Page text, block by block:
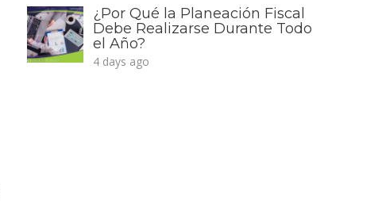
¿Por Qué la Planeación Fiscal
Debe Realizarse Durante Todo
el Año?
4 days ago